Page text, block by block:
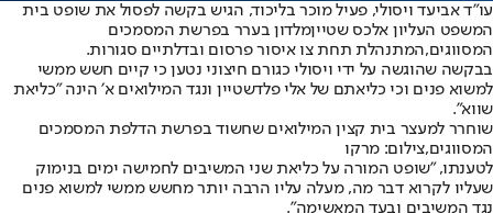
עו"ד אביעד ויסולי, פעיל מוכר בליכוד, הגיש בקשה לפסול את שופט בית
המשפט העליון אלכס שטייןמלדון בערר בפרשת המסמכים
המסווגים,המתנהלת תחת צו איסור פרסום ובדלתיים סגורות.
בבקשה שהוגשה על ידי ויסולי כגורם חיצוני נטען כי קיים חשש ממשי
למשוא פנים וכי כליאתם של אלי פלדשטיין ונגד המילואים א׳ הינה "כליאת
שווא".
שוחרר למעצר בית קצין המילואים שחשוד בפרשת הדלפת המסמכים
המסווגים,צילום: מרקו
לטענתו, "שופט המורה על כליאת שני המשיבים לחמישה ימים בנימוק
שעליו לקרוא דבר מה, מעלה עליו הרבה יותר מחשש ממשי למשוא פנים
נגד המשיבים ובעד המאשימה".